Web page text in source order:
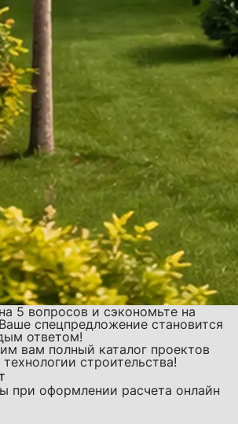
5 вопросов и сэкономьте на
спецпредложение становится
ответом!
вам полный каталог проектов
строительства!
при оформлении расчета онлайн